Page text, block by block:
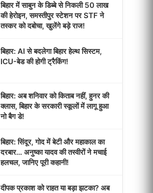
बिहार में साबुन के डिब्बे से निकली 50 लाख
की हेरोइन, समस्तीपुर स्टेशन पर STF ने
तस्कर को दबोचा, खुलेंगे बड़े राज!
बिहार: AI से बदलेगा बिहार हेल्थ सिस्टम,
ICU-बेड की होगी ट्रैकिंग!
बिहार: अब शनिवार को किताब नहीं, हुनर की
क्लास, बिहार के सरकारी स्कूलों में लागू हुआ
नो बैग डे!
बिहार: सिंदूर, गोद में बेटी और महाकाल का
दरबार… अनुष्का यादव की तस्वीरों ने मचाई
हलचल, जानिए पूरी कहानी!
दीपक प्रकाश को राहत या बड़ा झटका? अब